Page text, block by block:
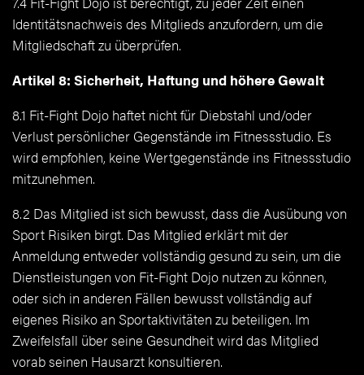
Identitätsnachweis des Mitglieds anzufordern, um die
Mitgliedschaft zu überprüfen.
Artikel 8: Sicherheit, Haftung und höhere Gewalt
8.1 Fit-Fight Dojo haftet nicht für Diebstahl und/oder
Verlust persönlicher Gegenstände im Fitnessstudio. Es
wird empfohlen, keine Wertgegenstände ins Fitnessstudio
mitzunehmen.
8.2 Das Mitglied ist sich bewusst, dass die Ausübung von
Sport Risiken birgt. Das Mitglied erklärt mit der
Anmeldung entweder vollständig gesund zu sein, um die
Dienstleistungen von Fit-Fight Dojo nutzen zu können,
oder sich in anderen Fällen bewusst vollständig auf
eigenes Risiko an Sportaktivitäten zu beteiligen. Im
Zweifelsfall über seine Gesundheit wird das Mitglied
vorab seinen Hausarzt konsultieren.